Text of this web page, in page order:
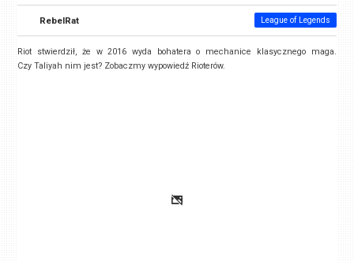
RebelRat League of Legends
Riot stwierdził, że w 2016 wyda bohatera o mechanice klasycznego maga.
Czy Taliyah nim jest? Zobaczmy wypowiedź Rioterów.